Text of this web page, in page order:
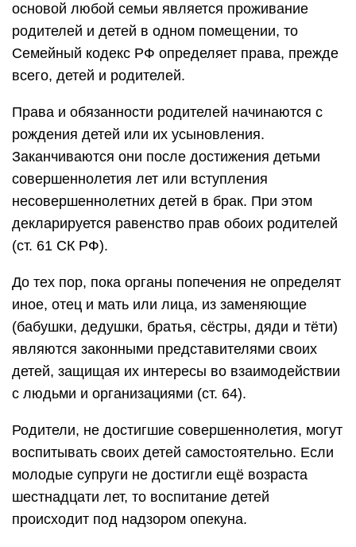
основой любой семьи является проживание
родителей и детей в одном помещении, то
Семейный кодекс РФ определяет права, прежде
всего, детей и родителей.
Права и обязанности родителей начинаются с
рождения детей или их усыновления.
Заканчиваются они после достижения детьми
совершеннолетия лет или вступления
несовершеннолетних детей в брак. При этом
декларируется равенство прав обоих родителей
(ст. 61 СК РФ).
До тех пор, пока органы попечения не определят
иное, отец и мать или лица, из заменяющие
(бабушки, дедушки, братья, сёстры, дяди и тёти)
являются законными представителями своих
детей, защищая их интересы во взаимодействии
с людьми и организациями (ст. 64).
Родители, не достигшие совершеннолетия, могут
воспитывать своих детей самостоятельно. Если
молодые супруги не достигли ещё возраста
шестнадцати лет, то воспитание детей
происходит под надзором опекуна.